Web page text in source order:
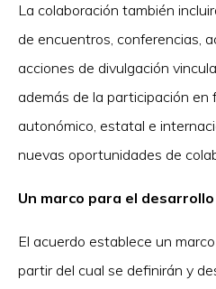
La colaboración también
de encuentros, conferencias,
acciones de divulgación
además de la participación en
autonómico, estatal e
nuevas oportunidades de
Un marco para el
El acuerdo establece un
partir del cual se definirán y